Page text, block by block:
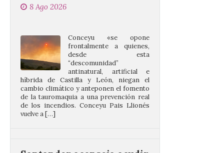
antinatural, artificial e
híbrida de Castilla y León, niegan el
cambio climático y anteponen el fomento
de la tauromaquia a una prevención real
de los incendios. Conceyu Pais Llionés
vuelve a […]
Santander aconseja acudir